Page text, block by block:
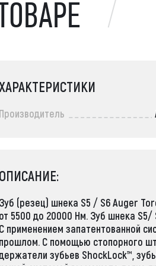
Производитель
ОПИСАНИЕ:
Зуб (резец) шнека S5 / S6 Auger
от 5500 до 20000 Нм. Зуб шнека
С применением запатентованной
прошлом. С помощью стопорного
зубьев ShockLock™,